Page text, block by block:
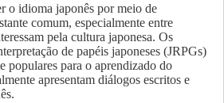
o idioma japonês por meio de
comum, especialmente entre
pela cultura japonesa. Os
de papéis japoneses (JRPGs)
populares para o aprendizado do
apresentam diálogos escritos e